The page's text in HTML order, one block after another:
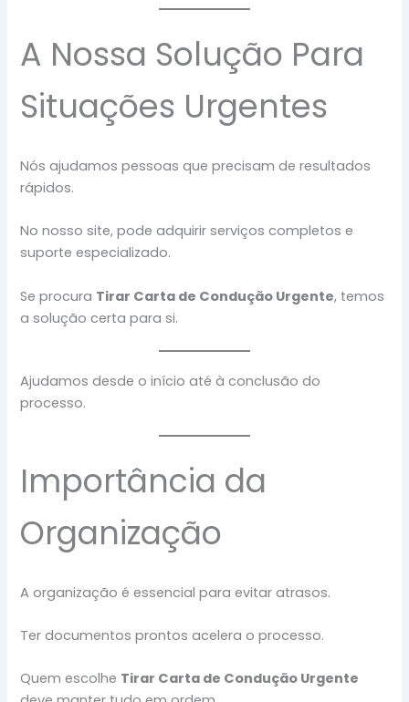
A Nossa Solução Para
Situações Urgentes
Nós ajudamos pessoas que precisam de resultados
rápidos.
No nosso site, pode adquirir serviços completos e
suporte especializado.
Se procura Tirar Carta de Condução Urgente, temos
a solução certa para si.
Ajudamos desde o início até à conclusão do
processo.
Importância da
Organização
A organização é essencial para evitar atrasos.
Ter documentos prontos acelera o processo.
Quem escolhe Tirar Carta de Condução Urgente